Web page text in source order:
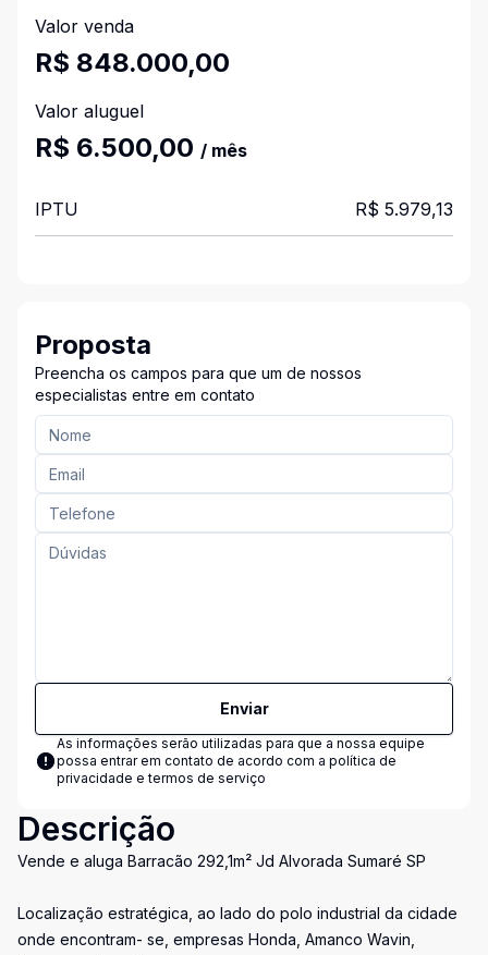
Valor venda
R$ 848.000,00
Valor aluguel
R$ 6.500,00 / mês
IPTU R$ 5.979,13
Proposta
Preencha os campos para que um de nossos
especialistas entre em contato
Enviar
As informações serão utilizadas para que a nossa equipe
possa entrar em contato de acordo com a política de
privacidade e termos de serviço
Descrição
Vende e aluga Barracão 292,1m² Jd Alvorada Sumaré SP
Localização estratégica, ao lado do polo industrial da cidade
onde encontram- se, empresas Honda, Amanco Wavin,